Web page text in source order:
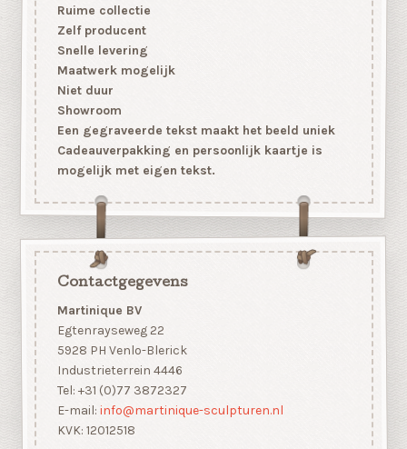
Ruime collectie
Zelf producent
Snelle levering
Maatwerk mogelijk
Niet duur
Showroom
Een gegraveerde tekst maakt het beeld uniek
Cadeauverpakking en persoonlijk kaartje is
mogelijk met eigen tekst.
Contactgegevens
Martinique BV
Egtenrayseweg 22
5928 PH Venlo-Blerick
Industrieterrein 4446
Tel: +31 (0)77 3872327
E-mail: info@martinique-sculpturen.nl
KVK: 12012518